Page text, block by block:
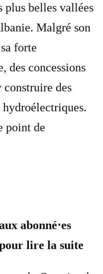
plus belles vallées
Malgré son
forte
des concessions
construire des
hydroélectriques.
point de
abonné⋅es
pour lire la suite